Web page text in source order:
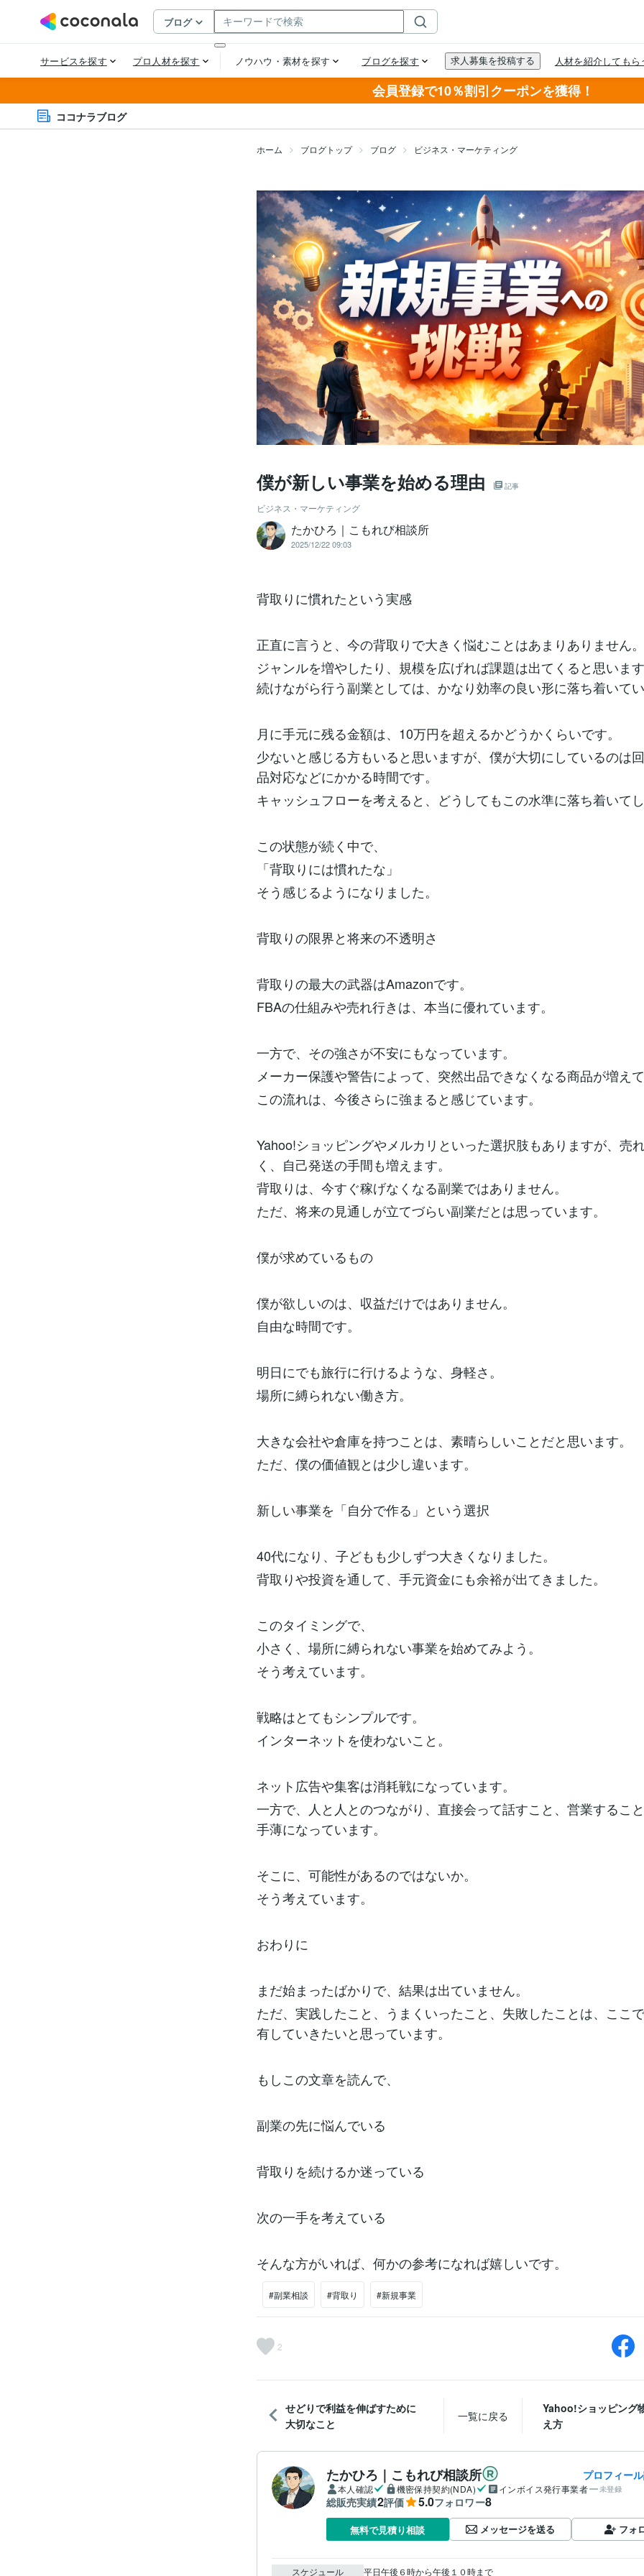
会員登録で10％割引クーポンを獲得！
ココナラブログ
ホーム ブログトップ ブログ ビジネス・マーケティング
僕が新しい事業を始める理由 記事
ビジネス・マーケティング
たかひろ｜こもれび相談所
2025/12/22 09:03
背取りに慣れたという実感
正直に言うと、今の背取りで大きく悩むことはあまりありません。
ジャンルを増やしたり、規模を広げれば課題は出てくると思いま
続けながら行う副業としては、かなり効率の良い形に落ち着いてい
月に手元に残る金額は、10万円を超えるかどうかくらいです。
少ないと感じる方もいると思いますが、僕が大切にしているのは
品対応などにかかる時間です。
キャッシュフローを考えると、どうしてもこの水準に落ち着いてし
この状態が続く中で、
「背取りには慣れたな」
そう感じるようになりました。
背取りの限界と将来の不透明さ
背取りの最大の武器はAmazonです。
FBAの仕組みや売れ行きは、本当に優れています。
一方で、その強さが不安にもなっています。
メーカー保護や警告によって、突然出品できなくなる商品が増えて
この流れは、今後さらに強まると感じています。
Yahoo!ショッピングやメルカリといった選択肢もありますが、売
く、自己発送の手間も増えます。
背取りは、今すぐ稼げなくなる副業ではありません。
ただ、将来の見通しが立てづらい副業だとは思っています。
僕が求めているもの
僕が欲しいのは、収益だけではありません。
自由な時間です。
明日にでも旅行に行けるような、身軽さ。
場所に縛られない働き方。
大きな会社や倉庫を持つことは、素晴らしいことだと思います。
ただ、僕の価値観とは少し違います。
新しい事業を「自分で作る」という選択
40代になり、子どもも少しずつ大きくなりました。
背取りや投資を通して、手元資金にも余裕が出てきました。
このタイミングで、
小さく、場所に縛られない事業を始めてみよう。
そう考えています。
戦略はとてもシンプルです。
インターネットを使わないこと。
ネット広告や集客は消耗戦になっています。
一方で、人と人とのつながり、直接会って話すこと、営業するこ
手薄になっています。
そこに、可能性があるのではないか。
そう考えています。
おわりに
まだ始まったばかりで、結果は出ていません。
ただ、実践したこと、うまくいったこと、失敗したことは、ここ
有していきたいと思っています。
もしこの文章を読んで、
副業の先に悩んでいる
背取りを続けるか迷っている
次の一手を考えている
そんな方がいれば、何かの参考になれば嬉しいです。
#副業相談 #背取り #新規事業
2
せどりで利益を伸ばすために
大切なこと
一覧に戻る
Yahoo!ショッピング
え方
たかひろ｜こもれび相談所 プロフィー
本人確認 機密保持契約(NDA) インボイス発行事業者 未登録
総販売実績2評価 5.0フォロワー8
無料で見積り相談 メッセージを送る フォ
スケジュール 平日午後６時から午後１０時まで